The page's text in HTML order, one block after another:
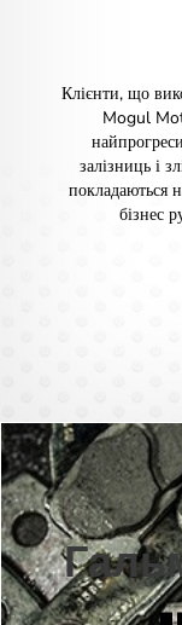
Клієнти, що
Mogul
залізниць і
покладаються
бізнес